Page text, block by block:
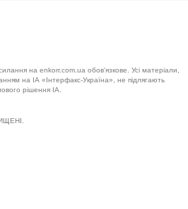
на enkorr.com.ua обов'язкове. Усі матеріали,
на ІА «Інтерфакс-Україна», не підлягають
рішення ІА.